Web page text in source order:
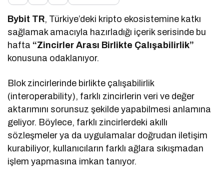
Bybit TR, Türkiye’deki kripto ekosistemine katkı
sağlamak amacıyla hazırladığı içerik serisinde bu
hafta “Zincirler Arası Birlikte Çalışabilirlik”
konusuna odaklanıyor.
Blok zincirlerinde birlikte çalışabilirlik
(interoperability), farklı zincirlerin veri ve değer
aktarımını sorunsuz şekilde yapabilmesi anlamına
geliyor. Böylece, farklı zincirlerdeki akıllı
sözleşmeler ya da uygulamalar doğrudan iletişim
kurabiliyor, kullanıcıların farklı ağlara sıkışmadan
işlem yapmasına imkan tanıyor.